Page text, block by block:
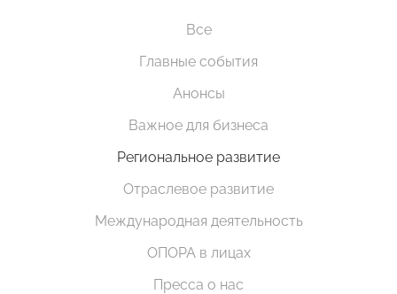
Все
Главные события
Анонсы
Важное для бизнеса
Региональное развитие
Отраслевое развитие
Международная деятельность
ОПОРА в лицах
Пресса о нас